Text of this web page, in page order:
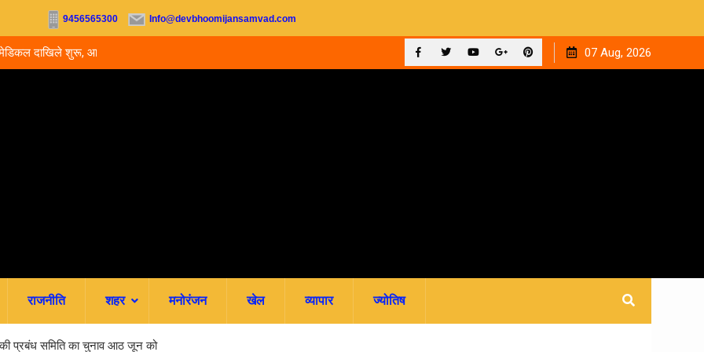
9456565300 Info@devbhoomijansamvad.com
से ऑनलाइन फीस
देहरादून को मिला अपना वेलनेस घर, नवितल्या वेलनेस स्टूडियो का भव्य
उद्घाटन, उत्तराखंड में पहली बार श्री श्री वेलबीइंग का आगमन
07 Aug, 2026
राजनीति शहर मनोरंजन खेल व्यापार ज्योतिष
प्रबंध समिति का चुनाव आठ जून को